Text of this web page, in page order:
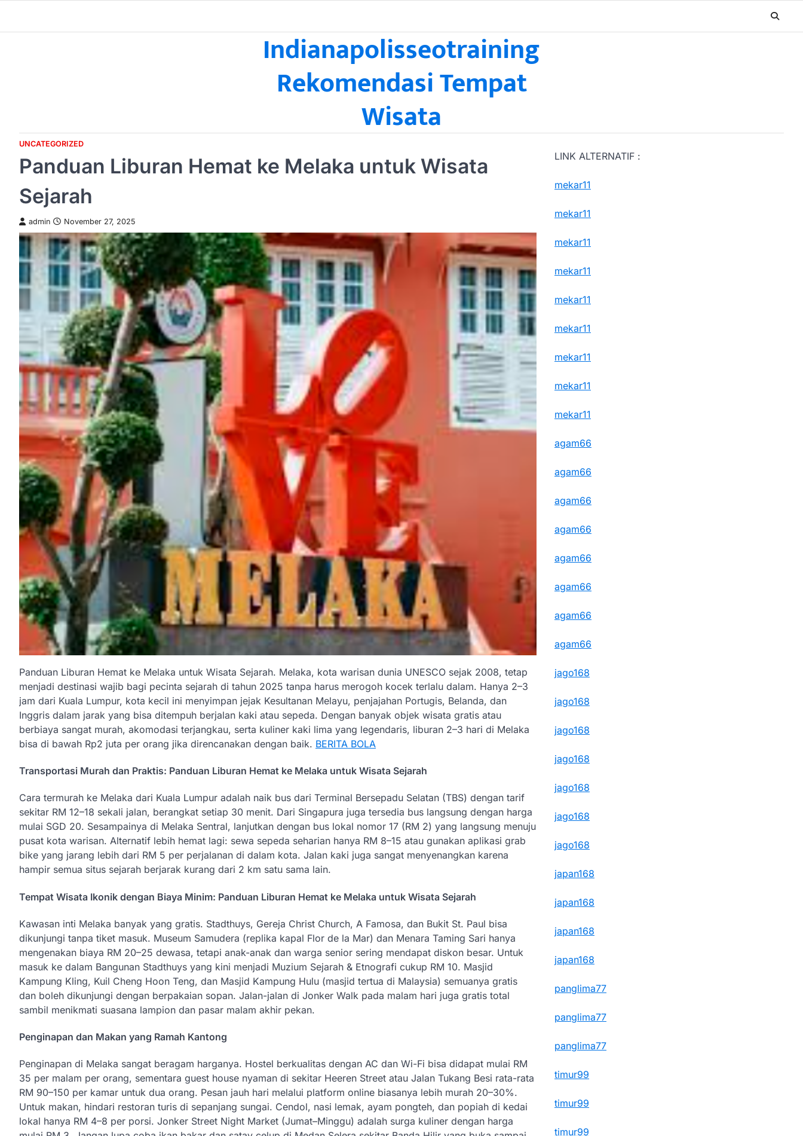
content
Indianapolisseotraining
Rekomendasi Tempat
Wisata
UNCATEGORIZED
Panduan Liburan Hemat ke Melaka untuk Wisata
Sejarah
admin November 27, 2025
Panduan Liburan Hemat ke Melaka untuk Wisata Sejarah. Melaka, kota warisan dunia UNESCO sejak 2008, tetap
menjadi destinasi wajib bagi pecinta sejarah di tahun 2025 tanpa harus merogoh kocek terlalu dalam. Hanya 2–3
jam dari Kuala Lumpur, kota kecil ini menyimpan jejak Kesultanan Melayu, penjajahan Portugis, Belanda, dan
Inggris dalam jarak yang bisa ditempuh berjalan kaki atau sepeda. Dengan banyak objek wisata gratis atau
berbiaya sangat murah, akomodasi terjangkau, serta kuliner kaki lima yang legendaris, liburan 2–3 hari di Melaka
bisa di bawah Rp2 juta per orang jika direncanakan dengan baik. BERITA BOLA
Transportasi Murah dan Praktis: Panduan Liburan Hemat ke Melaka untuk Wisata Sejarah
Cara termurah ke Melaka dari Kuala Lumpur adalah naik bus dari Terminal Bersepadu Selatan (TBS) dengan tarif
sekitar RM 12–18 sekali jalan, berangkat setiap 30 menit. Dari Singapura juga tersedia bus langsung dengan harga
mulai SGD 20. Sesampainya di Melaka Sentral, lanjutkan dengan bus lokal nomor 17 (RM 2) yang langsung menuju
pusat kota warisan. Alternatif lebih hemat lagi: sewa sepeda seharian hanya RM 8–15 atau gunakan aplikasi grab
bike yang jarang lebih dari RM 5 per perjalanan di dalam kota. Jalan kaki juga sangat menyenangkan karena
hampir semua situs sejarah berjarak kurang dari 2 km satu sama lain.
Tempat Wisata Ikonik dengan Biaya Minim: Panduan Liburan Hemat ke Melaka untuk Wisata Sejarah
Kawasan inti Melaka banyak yang gratis. Stadthuys, Gereja Christ Church, A Famosa, dan Bukit St. Paul bisa
dikunjungi tanpa tiket masuk. Museum Samudera (replika kapal Flor de la Mar) dan Menara Taming Sari hanya
mengenakan biaya RM 20–25 dewasa, tetapi anak-anak dan warga senior sering mendapat diskon besar. Untuk
masuk ke dalam Bangunan Stadthuys yang kini menjadi Muzium Sejarah & Etnografi cukup RM 10. Masjid
Kampung Kling, Kuil Cheng Hoon Teng, dan Masjid Kampung Hulu (masjid tertua di Malaysia) semuanya gratis
dan boleh dikunjungi dengan berpakaian sopan. Jalan-jalan di Jonker Walk pada malam hari juga gratis total
sambil menikmati suasana lampion dan pasar malam akhir pekan.
Penginapan dan Makan yang Ramah Kantong
Penginapan di Melaka sangat beragam harganya. Hostel berkualitas dengan AC dan Wi-Fi bisa didapat mulai RM
35 per malam per orang, sementara guest house nyaman di sekitar Heeren Street atau Jalan Tukang Besi rata-rata
RM 90–150 per kamar untuk dua orang. Pesan jauh hari melalui platform online biasanya lebih murah 20–30%.
Untuk makan, hindari restoran turis di sepanjang sungai. Cendol, nasi lemak, ayam pongteh, dan popiah di kedai
lokal hanya RM 4–8 per porsi. Jonker Street Night Market (Jumat–Minggu) adalah surga kuliner dengan harga
LINK ALTERNATIF :
mekar11
mekar11
mekar11
mekar11
mekar11
mekar11
mekar11
mekar11
mekar11
agam66
agam66
agam66
agam66
agam66
agam66
agam66
agam66
jago168
jago168
jago168
jago168
jago168
jago168
jago168
japan168
japan168
japan168
japan168
panglima77
panglima77
panglima77
timur99
timur99
timur99